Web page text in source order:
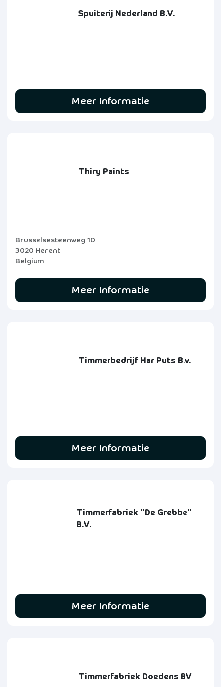
Spuiterij Nederland B.V.
Meer Informatie
Thiry Paints
Brusselsesteenweg 10
3020 Herent
Belgium
Meer Informatie
Timmerbedrijf Har Puts B.v.
Meer Informatie
Timmerfabriek "De Grebbe"
B.V.
Meer Informatie
Timmerfabriek Doedens BV